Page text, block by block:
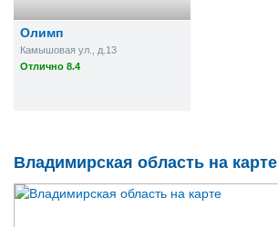
Олимп
Камышовая ул., д.13
Отлично 8.4
Владимирская область на карте